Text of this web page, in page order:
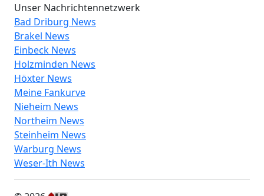
Unser Nachrichtennetzwerk
Bad Driburg News
Brakel News
Einbeck News
Holzminden News
Höxter News
Meine Fankurve
Nieheim News
Northeim News
Steinheim News
Warburg News
Weser-Ith News